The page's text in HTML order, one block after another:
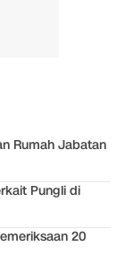
Rumah Jabatan
Pungli di
20